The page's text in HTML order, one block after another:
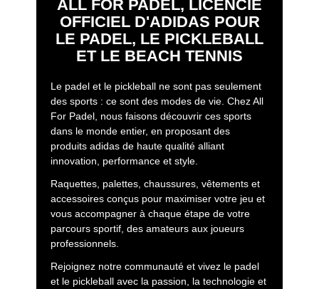
ALL FOR PADEL, LICENCIÉ
OFFICIEL D'ADIDAS POUR
LE PADEL, LE PICKLEBALL
ET LE BEACH TENNIS
Le padel et le pickleball ne sont pas seulement
des sports : ce sont des modes de vie. Chez All
For Padel, nous faisons découvrir ces sports
dans le monde entier, en proposant des
produits adidas de haute qualité alliant
innovation, performance et style.
Raquettes, palettes, chaussures, vêtements et
accessoires conçus pour maximiser votre jeu et
vous accompagner à chaque étape de votre
parcours sportif, des amateurs aux joueurs
professionnels.
Rejoignez notre communauté et vivez le padel
et le pickleball avec la passion, la technologie et